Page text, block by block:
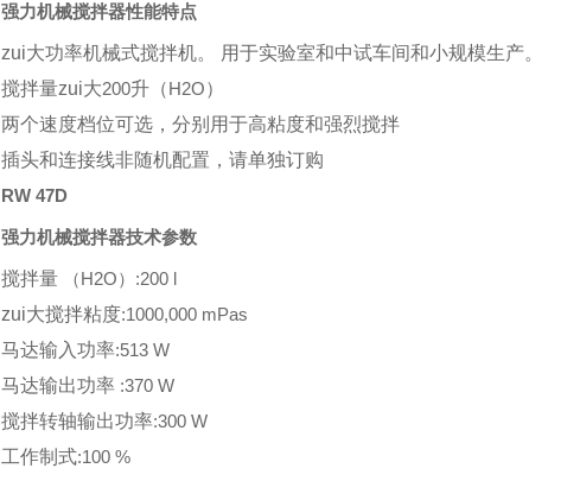
强力机械搅拌器性能特点
zui大功率机械式搅拌机。 用于实验室和中试车间和小规模生产。
搅拌量zui大200升（H2O）
两个速度档位可选，分别用于高粘度和强烈搅拌
插头和连接线非随机配置，请单独订购
RW 47D
强力机械搅拌器技术参数
搅拌量（H2O）:200 l
zui大搅拌粘度:1000,000 mPas
马达输入功率:513 W
马达输出功率:370 W
搅拌转轴输出功率:300 W
工作制式:100 %